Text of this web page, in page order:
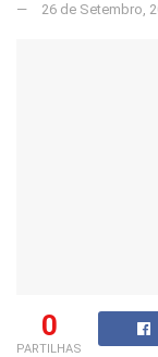
26 de Setembro,
0
PARTILHAS